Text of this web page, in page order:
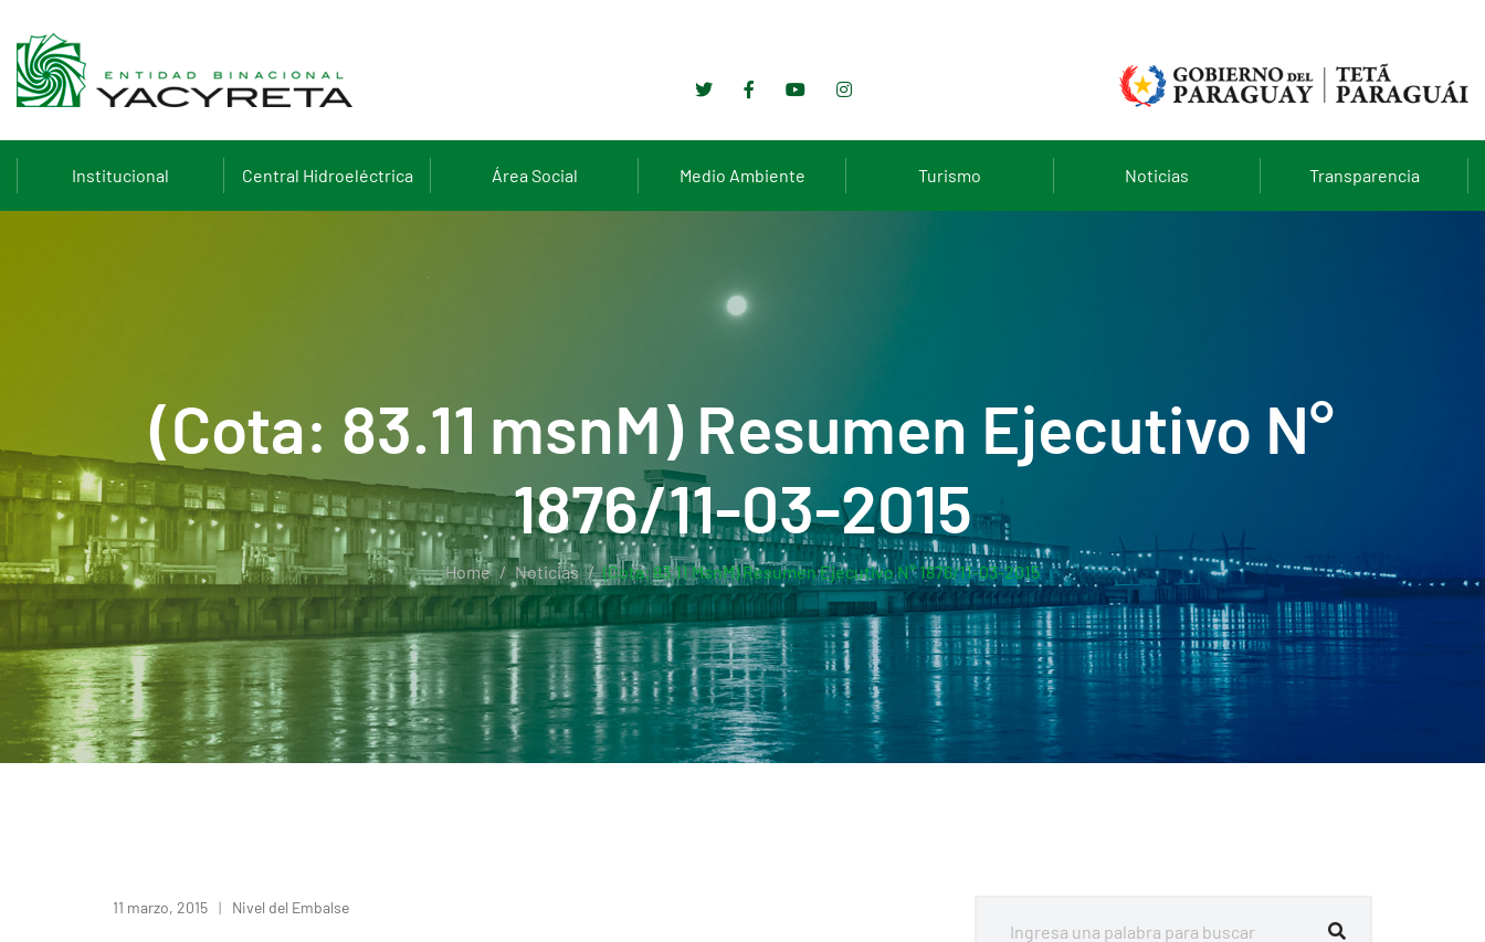
Institucional Central Hidroeléctrica Área Social Medio Ambiente Turismo Noticias Transparencia
(Cota: 83.11 msnM) Resumen Ejecutivo N°
1876/11-03-2015
Home Noticias (Cota: 83.11 MsnM) Resumen Ejecutivo N° 1876/11-03-2015
11 marzo, 2015 Nivel del Embalse